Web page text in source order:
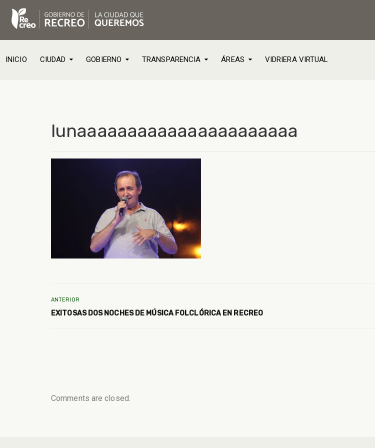
INICIO CIUDAD GOBIERNO TRANSPARENCIA ÁREAS VIDRIERA VIRTUAL
lunaaaaaaaaaaaaaaaaaaaaaa
ANTERIOR
EXITOSAS DOS NOCHES DE MÚSICA FOLCLÓRICA EN RECREO
Comments are closed.